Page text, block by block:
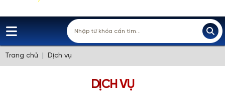
Trang chủ Dịch vụ
DỊCH VỤ